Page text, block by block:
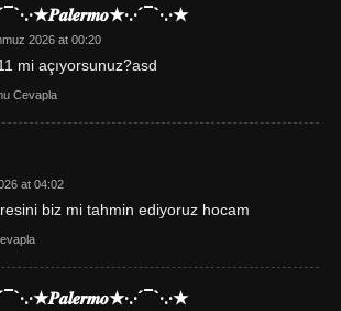
2026 at 00:20
mi açıyorsunuz?asd
Cevapla
at 04:02
biz mi tahmin ediyoruz hocam